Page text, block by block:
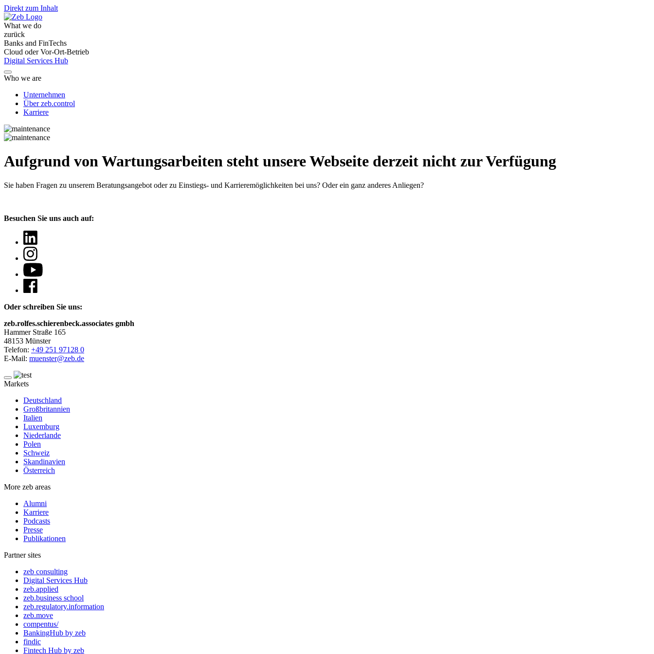
Direkt zum Inhalt
What we do
zurück
Banks and FinTechs
Cloud oder Vor-Ort-Betrieb
Digital Services Hub
Who we are
Unternehmen
Über zeb.control
Karriere
Aufgrund von Wartungsarbeiten steht unsere Webseite derzeit nicht zur Verfügung
Sie haben Fragen zu unserem Beratungsangebot oder zu Einstiegs- und Karrieremöglichkeiten bei uns? Oder ein ganz anderes Anliegen?
Besuchen Sie uns auch auf:
Oder schreiben Sie uns:
zeb.rolfes.schierenbeck.associates gmbh
Hammer Straße 165
48153 Münster
Telefon: +49 251 97128 0
E-Mail: muenster@zeb.de
Markets
Deutschland
Großbritannien
Italien
Luxemburg
Niederlande
Polen
Schweiz
Skandinavien
Österreich
More zeb areas
Alumni
Karriere
Podcasts
Presse
Publikationen
Partner sites
zeb consulting
Digital Services Hub
zeb.applied
zeb.business school
zeb.regulatory.information
zeb.move
compentus/
BankingHub by zeb
findic
Fintech Hub by zeb